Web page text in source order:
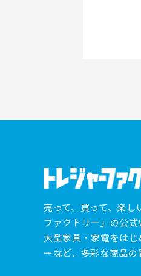
売って、買って、楽
ファクトリー」の公式
大型家具・家電をは
ーなど、多彩な商品の